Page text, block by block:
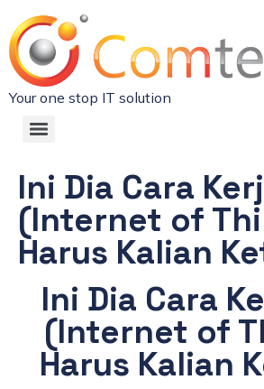
Your one stop IT solution
Ini Dia Cara
(Internet of
Harus Kalian
Ini Dia Cara
(Internet of
Harus Kalian